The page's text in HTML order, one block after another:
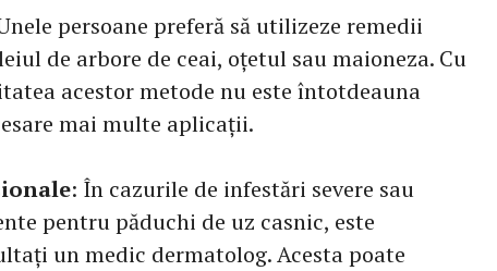
persoane preferă să utilizeze remedii
de arbore de ceai, oțetul sau maioneza. Cu
acestor metode nu este întotdeauna
mai multe aplicații.
: În cazurile de infestări severe sau
pentru păduchi de uz casnic, este
un medic dermatolog. Acesta poate